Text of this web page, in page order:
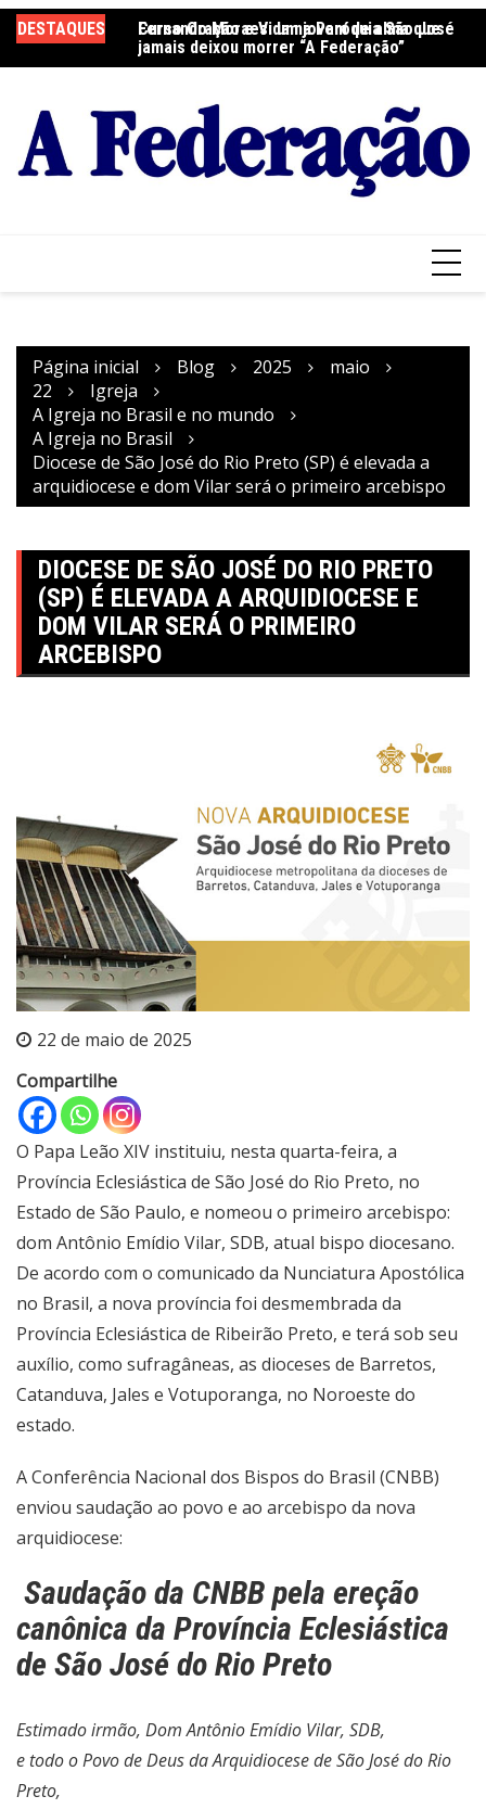
para
o
DESTAQUES
Fernando Moraes: um jovem de alma que
jamais deixou morrer “A Federação”
Curso Oração e Vida na Paróquia São José
Página inicial Blog 2025
maio
22
Igreja
A Igreja no Brasil e no mundo
A Igreja no Brasil
Diocese de São José do Rio Preto (SP) é elevada a
arquidiocese e dom Vilar será o primeiro arcebispo
DIOCESE DE SÃO JOSÉ DO RIO PRETO
(SP) É ELEVADA A ARQUIDIOCESE E
DOM VILAR SERÁ O PRIMEIRO
ARCEBISPO
22 de maio de 2025
Compartilhe
O Papa Leão XIV instituiu, nesta quarta-feira, a
Província Eclesiástica de São José do Rio Preto, no
Estado de São Paulo, e nomeou o primeiro arcebispo:
dom Antônio Emídio Vilar, SDB, atual bispo diocesano.
De acordo com o comunicado da Nunciatura Apostólica
no Brasil, a nova província foi desmembrada da
Província Eclesiástica de Ribeirão Preto, e terá sob seu
auxílio, como sufragâneas, as dioceses de Barretos,
Catanduva, Jales e Votuporanga, no Noroeste do
estado.
A Conferência Nacional dos Bispos do Brasil (CNBB)
enviou saudação ao povo e ao arcebispo da nova
arquidiocese:
Saudação da CNBB pela ereção
canônica da Província Eclesiástica
de São José do Rio Preto
Estimado irmão, Dom Antônio Emídio Vilar, SDB,
e todo o Povo de Deus da Arquidiocese de São José do Rio
Preto,